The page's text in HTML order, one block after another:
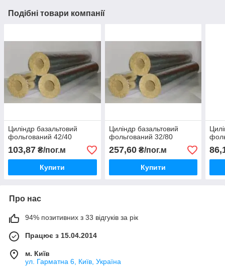
Подібні товари компанії
Циліндр базальтовий
фольгований 42/40
103,87 ₴/пог.м
Купити
Циліндр базальтовий
фольгований 32/80
257,60₴/пог.м
Купити
Про нас
94% позитивних з 33 відгуків за рік
Працює з 15.04.2014
м. Київ
ул. Гарматна 6, Київ, Україна